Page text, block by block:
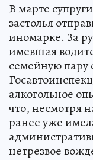
В марте
застолья
иномарке. За
имевшая
семейную пару
алкогольное
что, несмотря
ранее уже
нетрезвое